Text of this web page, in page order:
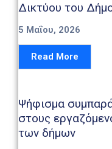
Δικτύου
5 Μαΐου, 2026
Read More
Ψήφισμα
στους
των δήμων